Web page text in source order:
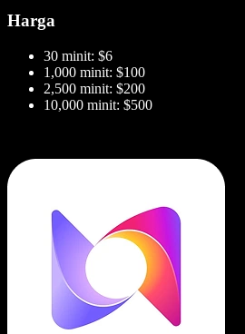
Harga
30 minit: $6
1,000 minit: $100
2,500 minit: $200
10,000 minit: $500